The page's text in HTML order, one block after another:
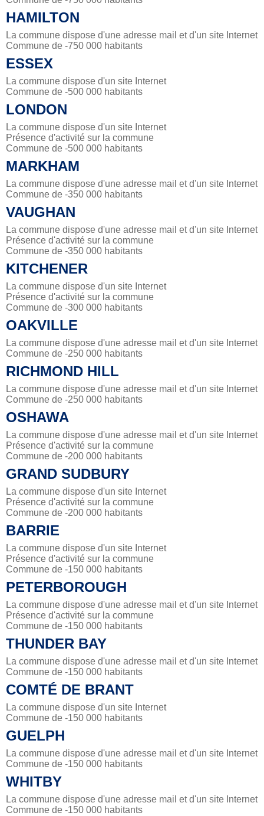
HAMILTON
La commune dispose d'une adresse mail et d'un site Internet
Commune de -750 000 habitants
ESSEX
La commune dispose d'un site Internet
Commune de -500 000 habitants
LONDON
La commune dispose d'un site Internet
Présence d'activité sur la commune
Commune de -500 000 habitants
MARKHAM
La commune dispose d'une adresse mail et d'un site Internet
Commune de -350 000 habitants
VAUGHAN
La commune dispose d'une adresse mail et d'un site Internet
Présence d'activité sur la commune
Commune de -350 000 habitants
KITCHENER
La commune dispose d'un site Internet
Présence d'activité sur la commune
Commune de -300 000 habitants
OAKVILLE
La commune dispose d'une adresse mail et d'un site Internet
Commune de -250 000 habitants
RICHMOND HILL
La commune dispose d'une adresse mail et d'un site Internet
Commune de -250 000 habitants
OSHAWA
La commune dispose d'une adresse mail et d'un site Internet
Présence d'activité sur la commune
Commune de -200 000 habitants
GRAND SUDBURY
La commune dispose d'un site Internet
Présence d'activité sur la commune
Commune de -200 000 habitants
BARRIE
La commune dispose d'un site Internet
Présence d'activité sur la commune
Commune de -150 000 habitants
PETERBOROUGH
La commune dispose d'une adresse mail et d'un site Internet
Présence d'activité sur la commune
Commune de -150 000 habitants
THUNDER BAY
La commune dispose d'une adresse mail et d'un site Internet
Commune de -150 000 habitants
COMTÉ DE BRANT
La commune dispose d'un site Internet
Commune de -150 000 habitants
GUELPH
La commune dispose d'une adresse mail et d'un site Internet
Commune de -150 000 habitants
WHITBY
La commune dispose d'une adresse mail et d'un site Internet
Commune de -150 000 habitants